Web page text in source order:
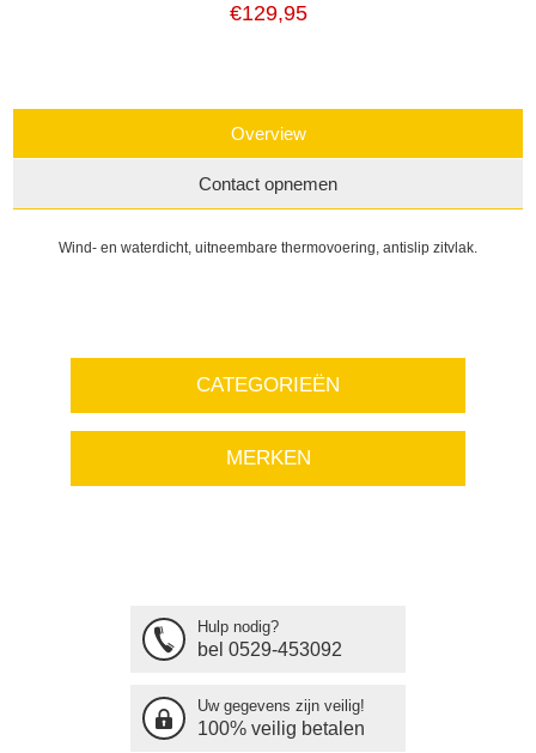
€129,95
Overview
Contact opnemen
Wind- en waterdicht, uitneembare thermovoering, antislip zitvlak.
CATEGORIEËN
MERKEN
Hulp nodig?
bel 0529-453092
Uw gegevens zijn veilig!
100% veilig betalen